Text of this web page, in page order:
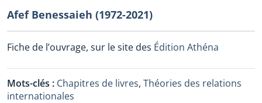
Afef Benessaieh (1972-2021)
Fiche de l’ouvrage, sur le site des Édition Athéna
Mots-clés : Chapitres de livres, Théories des relations
internationales